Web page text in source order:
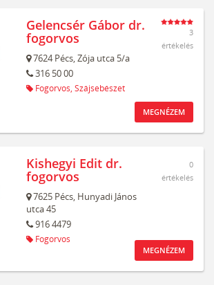
Gelencsér Gábor dr.
fogorvos
7624 Pécs,Zója utca 5/a
316 50 00
Fogorvos, Szájsebészet
3
értékelés
MEGNÉZEM
Kishegyi Edit dr.
fogorvos
7625 Pécs, Hunyadi János
utca 45
916 4479
Fogorvos
0
értékelés
MEGNÉZEM